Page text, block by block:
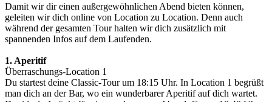
Damit wir dir einen außergewöhnlichen Abend bieten können,
geleiten wir dich online von Location zu Location. Denn auch
während der gesamten Tour halten wir dich zusätzlich mit
spannenden Infos auf dem Laufenden.
1. Aperitif
Überraschungs-Location 1
Du startest deine Classic-Tour um 18:15 Uhr. In Location 1 begrüßt
man dich an der Bar, wo ein wunderbarer Aperitif auf dich wartet.